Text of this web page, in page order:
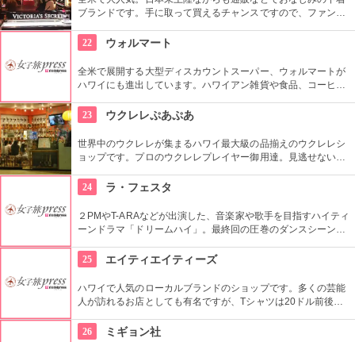
ブランドです。手に取って買えるチャンスですので、ファンの
チェックしてみたいですね。日本の下着のように、お手ごろ価
格で買えそうです。
22 ウォルマート
全米で展開する大型ディスカウントスーパー、ウォルマートが
ハワイにも進出しています。ハワイアン雑貨や食品、コーヒー
なりそうなもの、便利なもの、楽しいものがたくさん買えます
よ。
23 ウクレレぷあぷあ
世界中のウクレレが集まるハワイ最大級の品揃えのウクレレシ
ョップです。プロのウクレレプレイヤー御用達。見逃せないの
なるまで教えてくれるなんて、かなり太っ腹じゃないですか。
24 ラ・フェスタ
２PMやT-ARAなどが出演した、音楽家や歌手を目指すハイティ
ーンドラマ「ドリームハイ」。最終回の圧巻のダンスシーンが
でした。ロケ地堪能だけでなく、お買い物も楽しめます。ソウ
ルから1時間弱。
25 エイティエイティーズ
ハワイで人気のローカルブランドのショップです。多くの芸能
人が訪れるお店としても有名ですが、Tシャツは20ドル前後と
とても多いです。「いいな」と思ったら迷わず買いで！
26 ミギョン社